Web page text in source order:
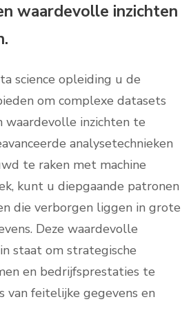
waardevolle inzichten
science opleiding u de
om complexe datasets
inzichten te
analysetechnieken
te raken met machine
kunt u diepgaande patronen
die verborgen liggen in grote
Deze waardevolle
staat om strategische
en bedrijfsprestaties te
van feitelijke gegevens en